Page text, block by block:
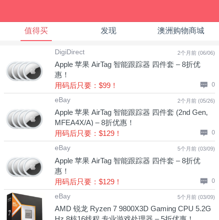
值得买 发现 澳洲购物商城
2个月前 (06/06)
DigiDirect
Apple 苹果 AirTag 智能跟踪器 四件套 – 8折优
惠！
用码后只要：$99！
0
2个月前 (05/26)
eBay
Apple 苹果 AirTag 智能跟踪器 四件套 (2nd Gen,
MFEA4X/A) – 8折优惠！
用码后只要：$129！
0
5个月前 (03/09)
eBay
Apple 苹果 AirTag 智能跟踪器 四件套 – 8折优
惠！
用码后只要：$129！
0
5个月前 (03/09)
eBay
AMD 锐龙 Ryzen 7 9800X3D Gaming CPU 5.2G